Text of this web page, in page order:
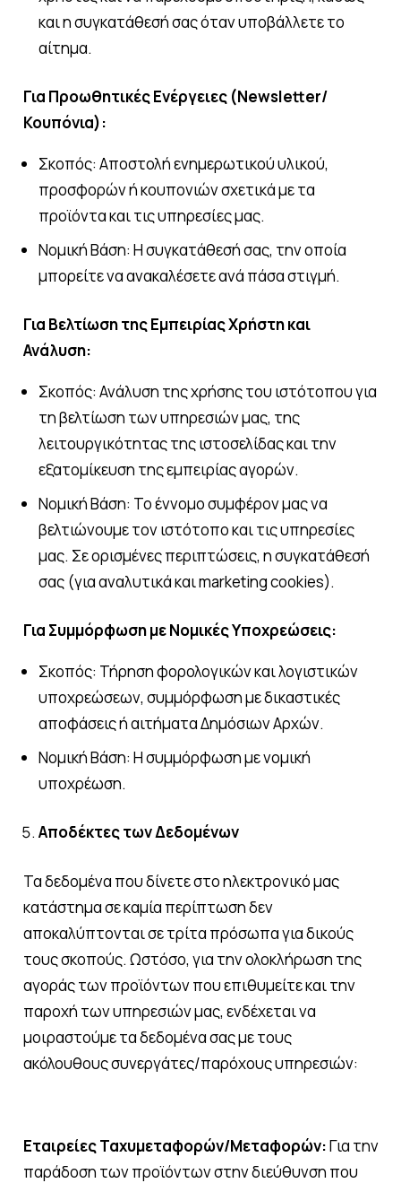
και η συγκατάθεσή σας όταν υποβάλλετε το
αίτημα.
Για Προωθητικές Ενέργειες (Newsletter/
Κουπόνια):
Σκοπός: Αποστολή ενημερωτικού υλικού,
προσφορών ή κουπονιών σχετικά με τα
προϊόντα και τις υπηρεσίες μας.
Νομική Βάση: Η συγκατάθεσή σας, την οποία
μπορείτε να ανακαλέσετε ανά πάσα στιγμή.
Για Βελτίωση της Εμπειρίας Χρήστη και
Ανάλυση:
Σκοπός: Ανάλυση της χρήσης του ιστότοπου για
τη βελτίωση των υπηρεσιών μας, της
λειτουργικότητας της ιστοσελίδας και την
εξατομίκευση της εμπειρίας αγορών.
Νομική Βάση: Το έννομο συμφέρον μας να
βελτιώνουμε τον ιστότοπο και τις υπηρεσίες
μας. Σε ορισμένες περιπτώσεις, η συγκατάθεσή
σας (για αναλυτικά και marketing cookies).
Για Συμμόρφωση με Νομικές Υποχρεώσεις:
Σκοπός: Τήρηση φορολογικών και λογιστικών
υποχρεώσεων, συμμόρφωση με δικαστικές
αποφάσεις ή αιτήματα Δημόσιων Αρχών.
Νομική Βάση: Η συμμόρφωση με νομική
υποχρέωση.
Αποδέκτες των Δεδομένων
Τα δεδομένα που δίνετε στο ηλεκτρονικό μας
κατάστημα σε καμία περίπτωση δεν
αποκαλύπτονται σε τρίτα πρόσωπα για δικούς
τους σκοπούς. Ωστόσο, για την ολοκλήρωση της
αγοράς των προϊόντων που επιθυμείτε και την
παροχή των υπηρεσιών μας, ενδέχεται να
μοιραστούμε τα δεδομένα σας με τους
ακόλουθους συνεργάτες/παρόχους υπηρεσιών:
Εταιρείες Ταχυμεταφορών/Μεταφορών:Για την
παράδοση των προϊόντων στην διεύθυνση που